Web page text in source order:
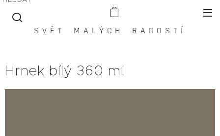
S V Ě T M A L Ý C H R A D O S T Í
Hrnek bílý 360 ml